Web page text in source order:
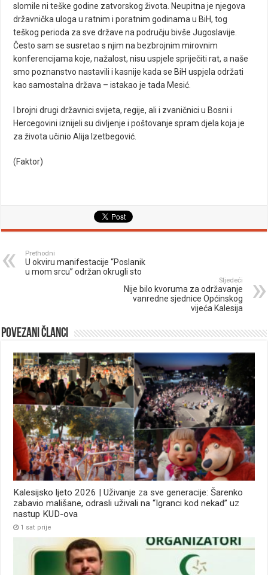
slomile ni teške godine zatvorskog života. Neupitna je njegova
državnička uloga u ratnim i poratnim godinama u BiH, tog
teškog perioda za sve države na području bivše Jugoslavije.
Često sam se susretao s njim na bezbrojnim mirovnim
konferencijama koje, nažalost, nisu uspjele spriječiti rat, a naše
smo poznanstvo nastavili i kasnije kada se BiH uspjela održati
kao samostalna država – istakao je tada Mesić.
I brojni drugi državnici svijeta, regije, ali i zvaničnici u Bosni i
Hercegovini iznijeli su divljenje i poštovanje spram djela koja je
za života učinio Alija Izetbegović.
(Faktor)
Prethodni
U okviru manifestacije “Poslanik
u mom srcu” održan okrugli sto
Sljedeći
Nije bilo kvoruma za održavanje
vanredne sjednice Općinskog
vijeća Kalesija
Povezani članci
Kalesijsko ljeto 2026 | Uživanje za sve generacije: Šarenko
zabavio mališane, odrasli uživali na “Igranci kod nekad” uz
nastup KUD-ova
1 sat prije